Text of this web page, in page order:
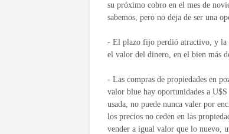
su próximo cobro en el mes de
sabemos, pero no deja de ser una
- El plazo fijo perdió atractivo, y la
el valor del dinero, en el bien más
- Las compras de propiedades en
valor blue hay oportunidades a
usada, no puede nunca valer por
los precios no ceden en las
vender a igual valor que lo nuevo,